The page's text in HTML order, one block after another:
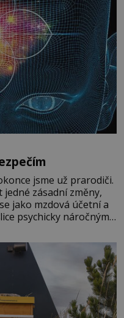
jsme už prarodiči.
zásadní změny,
jako mzdová účetní a
psychicky náročným
týče. Dalo by se